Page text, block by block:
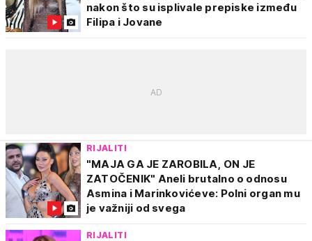
nakon što su isplivale prepiske između
Filipa i Jovane
RIJALITI
"MAJA GA JE ZAROBILA, ON JE
ZATOČENIK" Aneli brutalno o odnosu
Asmina i Marinkovićeve: Polni organ mu
je važniji od svega
RIJALITI